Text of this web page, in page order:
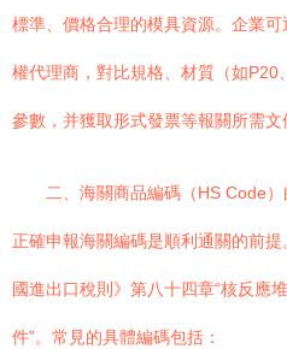
標準、價格合理的模具資源。企業
權代理商，對比規格、材質（如P20
參數，并獲取形式發票等報關所需文
二、海關商品編碼（HS Code
正確申報海關編碼是順利通關的前
國進出口稅則》第八十四章“核反應
件”。常見的具體編碼包括：